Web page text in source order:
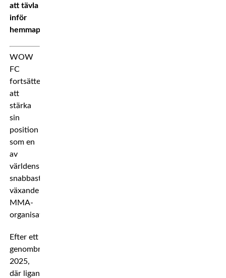
att tävla
inför
hemmapubliken.
WOW
FC
fortsätter
att
stärka
sin
position
som en
av
världens
snabbast
växande
MMA-
organisationer.
Efter ett
genombrottsår
2025,
där ligan